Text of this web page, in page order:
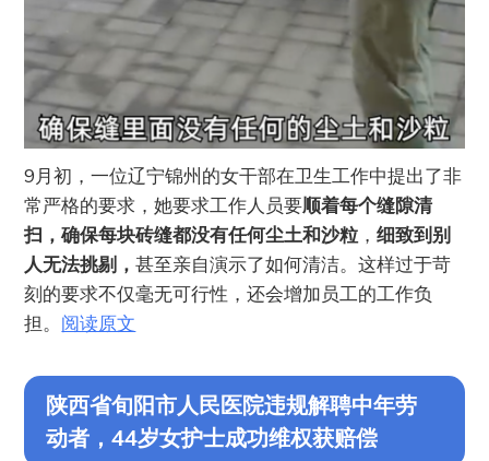
9月初，一位辽宁锦州的女干部在卫生工作中提出了非
常严格的要求，她要求工作人员要顺着每个缝隙清
扫，确保每块砖缝都没有任何尘土和沙粒 ，细致到别
人无法挑剔，甚至亲自演示了如何清洁。这样过于苛
刻的要求不仅毫无可行性，还会增加员工的工作负
担。 阅读原文
陕西省旬阳市人民医院违规解聘中年劳
动者，44岁女护士成功维权获赔偿